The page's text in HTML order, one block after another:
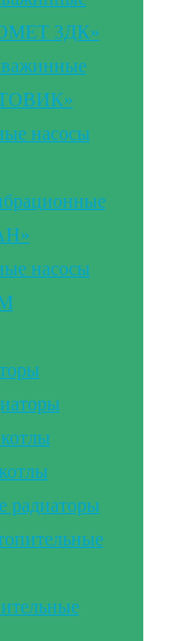
3ДК»
насосы
насосы
радиаторы